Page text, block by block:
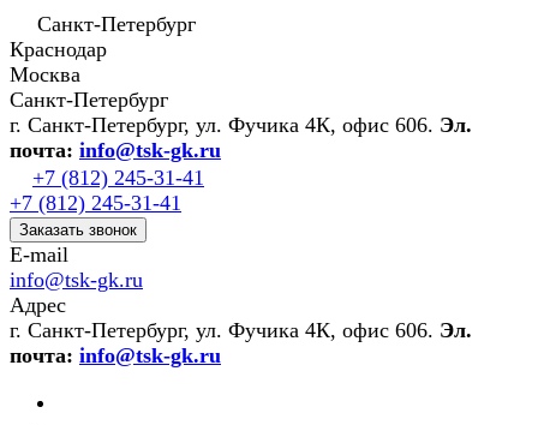
Санкт-Петербург
Краснодар
Москва
Санкт-Петербург
г. Санкт-Петербург, ул. Фучика 4К, офис 606. Эл.
почта: info@tsk-gk.ru
+7 (812) 245-31-41
+7 (812) 245-31-41
Заказать звонок
E-mail
info@tsk-gk.ru
Адрес
г. Санкт-Петербург, ул. Фучика 4К, офис 606. Эл.
почта: info@tsk-gk.ru